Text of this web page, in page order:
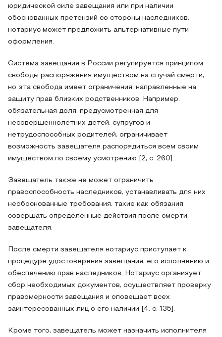
юридической силе завещания или при наличии
обоснованных претензий со стороны наследников,
нотариус может предложить альтернативные пути
оформления.
Система завещания в России регулируется принципом
свободы распоряжения имуществом на случай смерти,
но эта свобода имеет ограничения, направленные на
защиту прав близких родственников. Например,
обязательная доля, предусмотренная для
несовершеннолетних детей, супругов и
нетрудоспособных родителей, ограничивает
возможность завещателя распорядиться всем своим
имуществом по своему усмотрению [2, с. 260].
Завещатель также не может ограничить
правоспособность наследников, устанавливать для них
необоснованные требования, такие как обязания
совершать определённые действия после смерти
завещателя.
После смерти завещателя нотариус приступает к
процедуре удостоверения завещания, его исполнению и
обеспечению прав наследников. Нотариус организует
сбор необходимых документов, осуществляет проверку
правомерности завещания и оповещает всех
заинтересованных лиц о его наличии [4, с. 135].
Кроме того, завещатель может назначить исполнителя